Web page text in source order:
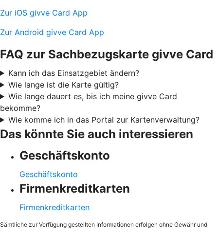
Zur iOS givve Card App
Zur Android givve Card App
FAQ zur Sachbezugskarte givve Card
Kann ich das Einsatzgebiet ändern?
Wie lange ist die Karte gültig?
Wie lange dauert es, bis ich meine givve Card
bekomme?
Wie komme ich in das Portal zur Kartenverwaltung?
Das könnte Sie auch interessieren
Geschäftskonto
Geschäftskonto
Firmenkreditkarten
Firmenkreditkarten
Sämtliche zur Verfügung gestellten Informationen erfolgen ohne Gewähr und